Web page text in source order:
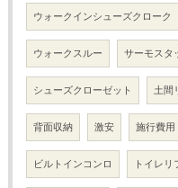
ウォークインシューズクローク
ウォークスルー サーモスタ
シューズクローゼット 土間
背面収納 激安 施行費用
ビルトインコンロ トイレリ